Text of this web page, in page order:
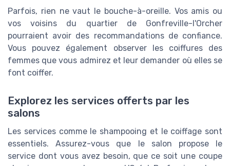
Parfois, rien ne vaut le bouche-à-oreille. Vos amis ou
vos voisins du quartier de Gonfreville-l'Orcher
pourraient avoir des recommandations de confiance.
Vous pouvez également observer les coiffures des
femmes que vous admirez et leur demander où elles se
font coiffer.
Explorez les services offerts par les
salons
Les services comme le shampooing et le coiffage sont
essentiels. Assurez-vous que le salon propose le
service dont vous avez besoin, que ce soit une coupe